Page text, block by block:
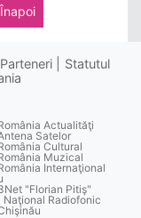
Înapoi
Parteneri
Statutul
Actualităţi
Satelor
Cultural
Muzical
Internaţional
"Florian Pitiş"
Naţional Radiofonic